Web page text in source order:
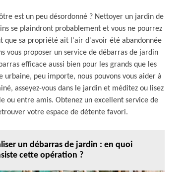
est un peu désordonné ? Nettoyer un jardin de
se plaindront probablement et vous ne pourrez
que sa propriété ait l'air d'avoir été abandonnée
vous proposer un service de débarras de jardin
efficace aussi bien pour les grands que les
peu importe, nous pouvons vous aider à
asseyez-vous dans le jardin et méditez ou lisez
ou entre amis. Obtenez un excellent service de
votre espace de détente favori.
un débarras de jardin : en quoi
cette opération ?